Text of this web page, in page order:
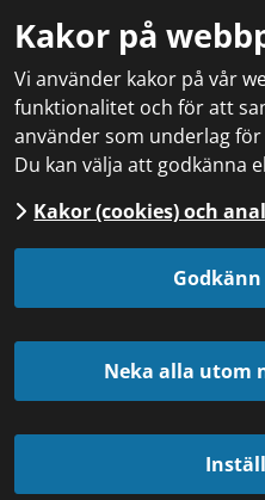
Kakor på
Vi använder kakor på vår
funktionalitet och för att
använder som underlag
Du kan välja att godkänna
Kakor (cookies) och
Neka alla utom